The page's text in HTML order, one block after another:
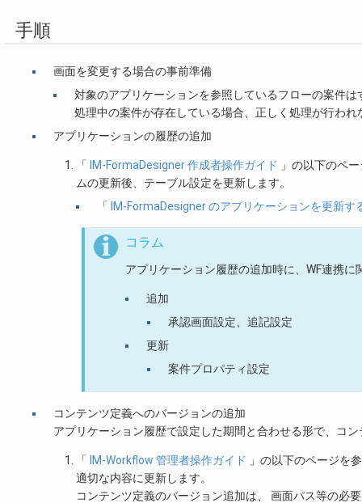
手順
画面を変更する場合の事前準備
対象のアプリケーションを参照しているフローの案件
処理中の案件が存在している場合、正しく処理が行わ
アプリケーションの履歴の追加
「 IM-FormaDesigner 作成者操作ガイド 」の以下のペ
ムの更新後、テーブル設定を更新します。
「IM-FormaDesigner のアプリケーションを更新す
コラム
アプリケーション履歴の追加時に、WF連携
追加
承認画面設定、追記設定
更新
案件プロパティ設定
コンテンツ定義へのバージョンの追加
アプリケーション履歴で設定した期間と合わせる形で、コ
「 IM-Workflow 管理者操作ガイド 」の以下のページを
適切な内容に更新します。
コンテンツ定義のバージョン追加は、 画面パス等の必